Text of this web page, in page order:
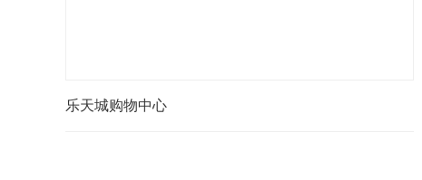
乐天城购物中心